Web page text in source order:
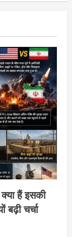
हैं इसकी
बढ़ी चर्चा